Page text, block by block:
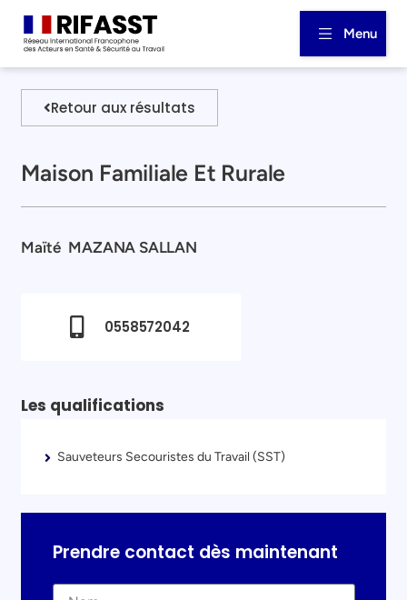
Menu
Retour aux résultats
Maison Familiale Et Rurale
Maïté MAZANA SALLAN
0558572042
Les qualifications
Sauveteurs Secouristes du Travail (SST)
Prendre contact dès maintenant